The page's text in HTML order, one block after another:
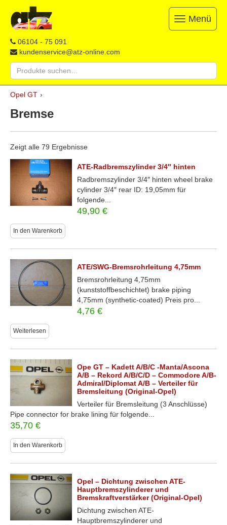
ATZ
Opel-
Ersatzteile
Restauration,
Reparatur
&
Ersatzteile
&
Onlineshop
06104 - 75 091
kundenservice@atz-online.com
Suche
nach:
Toggle
navigation
Menü
Skip
content
Opel GT ›
Bremse
Zeigt alle 79 Ergebnisse
ATE-Radbremszylinder 3/4″ hinten
Radbremszylinder 3/4″ hinten wheel brake
cylinder 3/4″ rear ID: 19,05mm für
folgende...
49,90€
In den Warenkorb
ATE/SWG-Bremsrohrleitung 4,75mm
Bremsrohrleitung 4,75mm
(kunststoffbeschichtet) brake piping
4,75mm (synthetic-coated) Preis pro...
4,76€
Weiterlesen
Ope GT – Kadett A/B/C -Manta/Ascona
A/B – Rekord A/B/C/D – Commodore A/B-
Admiral/Diplomat A/B – Verteiler für
Bremsleitung (Original-Opel)
Verteiler für Bremsleitung (3 Anschlüsse)
Pipe connector for brake lining für folgende...
35,70 €
In den Warenkorb
Opel – Dichtung zwischen ATE-
Hauptbremszylinderer und
Bremskraftverstärker (Original-Opel)
Dichtung zwischen ATE-
Hauptbremszylinderer und